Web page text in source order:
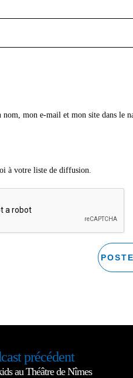
nom, mon e-mail et mon site dans le
à votre liste de diffusion.
précédent
au Théâtre de Nîmes